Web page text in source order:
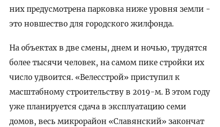
них предусмотрена парковка ниже уровня земли -
это новшество для городского жилфонда.
На объектах в две смены, днем и ночью, трудятся
более тысячи человек, на самом пике стройки их
число удвоится. «Велесстрой» приступил к
масштабному строительству в 2019-м. В этом году
уже планируется сдача в эксплуатацию семи
домов, весь микрорайон «Славянский» закончат